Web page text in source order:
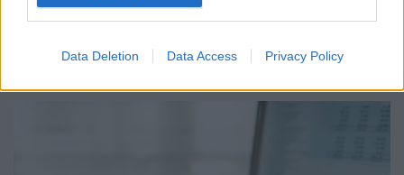
Data Deletion Data Access Privacy Policy
Επιχειρήσεις: